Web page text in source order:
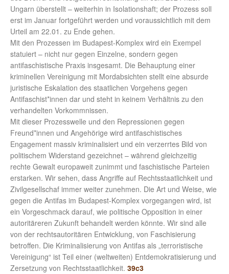
Ungarn überstellt – weiterhin in Isolationshaft; der Prozess soll
erst im Januar fortgeführt werden und voraussichtlich mit dem
Urteil am 22.01. zu Ende gehen.
Mit den Prozessen im Budapest-Komplex wird ein Exempel
statuiert – nicht nur gegen Einzelne, sondern gegen
antifaschistische Praxis insgesamt. Die Behauptung einer
kriminellen Vereinigung mit Mordabsichten stellt eine absurde
juristische Eskalation des staatlichen Vorgehens gegen
Antifaschist*innen dar und steht in keinem Verhältnis zu den
verhandelten Vorkommnissen.
Mit dieser Prozesswelle und den Repressionen gegen
Freund*innen und Angehörige wird antifaschistisches
Engagement massiv kriminalisiert und ein verzerrtes Bild von
politischem Widerstand gezeichnet – während gleichzeitig
rechte Gewalt europaweit zunimmt und faschistische Parteien
erstarken. Wir sehen, dass Angriffe auf Rechtsstaatlichkeit und
Zivilgesellschaf immer weiter zunehmen. Die Art und Weise, wie
gegen die Antifas im Budapest-Komplex vorgegangen wird, ist
ein Vorgeschmack darauf, wie politische Opposition in einer
autoritäreren Zukunft behandelt werden könnte. Wir sind alle
von der rechtsautoritären Entwicklung, von Faschisierung
betroffen. Die Kriminalisierung von Antifas als „terroristische
Vereinigung“ ist Teil einer (weltweiten) Entdemokratisierung und
Zersetzung von Rechtsstaatlichkeit. 39c3